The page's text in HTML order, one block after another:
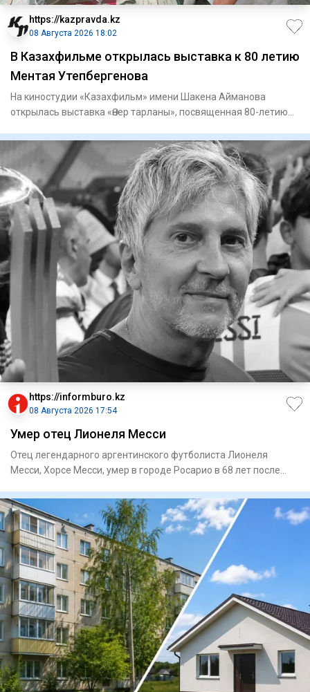
https://kazpravda.kz
08 Августа 2026 18:02
В Казахфильме открылась выставка к 80 летию
Ментая Утепбергенова
На киностудии «Казахфильм» имени Шакена Айманова
открылась выставка «Өнер тарланы», посвященная 80-летию
https://informburo.kz
08 Августа 2026 17:54
Умер отец Лионеля Месси
Отец легендарного аргентинского футболиста Лионеля
Месси, Хорсе Месси, умер в городе Росарио в 68 лет после